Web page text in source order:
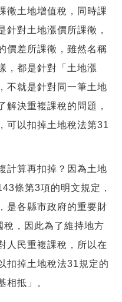
徵土地增值稅，同時課
針對土地漲價所課徵，
價差所課徵，雖然名稱
，都是針對「土地漲
不就是針對同一筆土地
解決重複課稅的問題，
可以扣掉土地稅法第31
計算再扣掉？因為土地
條第3項的明文規定，
是各縣市政府的重要財
，因此為了維持地方
人民重複課稅，所以在
扣掉土地稅法31規定的
相抵」。